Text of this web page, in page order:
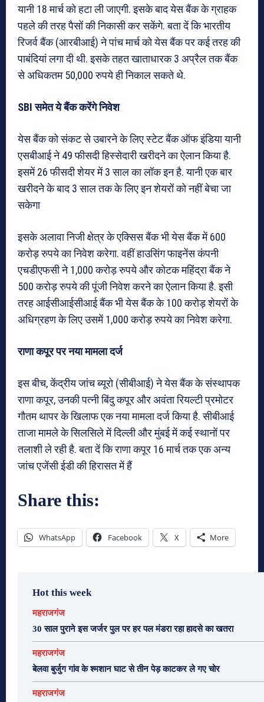
यानी 18 मार्च को हटा ली जाएगी. इसके बाद येस बैंक के ग्राहक
पहले की तरह पैसों की निकासी कर सकेंगे. बता दें कि भारतीय
रिजर्व बैंक (आरबीआई) ने पांच मार्च को येस बैंक पर कई तरह की
पाबंदियां लगा दी थी. इसके तहत खाताधारक 3 अप्रैल तक बैंक
से अधिकतम 50,000 रुपये ही निकाल सकते थे.
SBI समेत ये बैंक करेंगे निवेश
येस बैंक को संकट से उबारने के लिए स्‍टेट बैंक ऑफ इंडिया यानी
एसबीआई ने 49 फीसदी हिस्‍सेदारी खरीदने का ऐलान किया है.
इसमें 26 फीसदी शेयर में 3 साल का लॉक इन है. यानी एक बार
खरीदने के बाद 3 साल तक के लिए इन शेयरों को नहीं बेचा जा
सकेगा
इसके अलावा निजी क्षेत्र के एक्सिस बैंक भी येस बैंक में 600
करोड़ रुपये का निवेश करेगा. वहीं हाउसिंग फाइनेंस कंपनी
एचडीएफसी ने 1,000 करोड़ रुपये और कोटक महिंद्रा बैंक ने
500 करोड़ रुपये की पूंजी निवेश करने का ऐलान किया है. इसी
तरह आईसीआईसीआई बैंक भी येस बैंक के 100 करोड़ शेयरों के
अधिग्रहण के लिए उसमें 1,000 करोड़ रुपये का निवेश करेगा.
राणा कपूर पर नया मामला दर्ज
इस बीच, केंद्रीय जांच ब्यूरो (सीबीआई) ने येस बैंक के संस्थापक
राणा कपूर, उनकी पत्नी बिंदु कपूर और अवंता रियल्टी प्रमोटर
गौतम थापर के खिलाफ एक नया मामला दर्ज किया है. सीबीआई
ताजा मामले के सिलसिले में दिल्‍ली और मुंबई में कई स्थानों पर
तलाशी ले रही है. बता दें कि राणा कपूर 16 मार्च तक एक अन्‍य
जांच एजेंसी ईडी की हिरासत में हैं
Share this:
WhatsApp Facebook X More
Hot this week
महराजगंज
30 साल पुराने इस जर्जर पुल पर हर पल मंडरा रहा हादसे का खतरा
महराजगंज
बेलवा बुर्जुग गांव के श्मशान घाट से तीन पेड़ काटकर ले गए चोर
महराजगंज